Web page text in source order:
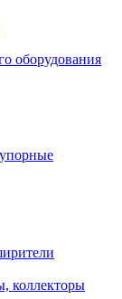
оборудования
коллекторы